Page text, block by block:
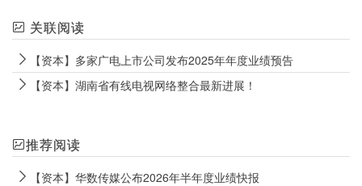
关联阅读
【资本】多家广电上市公司发布2025年年度业绩预告
【资本】湖南省有线电视网络整合最新进展！
推荐阅读
【资本】华数传媒公布2026年半年度业绩快报